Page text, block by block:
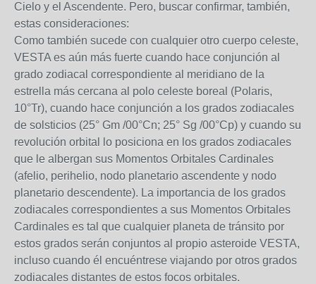
Cielo y el Ascendente. Pero, buscar confirmar, también,
estas consideraciones:
Como también sucede con cualquier otro cuerpo celeste,
VESTA es aún más fuerte cuando hace conjunción al
grado zodiacal correspondiente al meridiano de la
estrella más cercana al polo celeste boreal (Polaris,
10°Tr), cuando hace conjunción a los grados zodiacales
de solsticios (25° Gm /00°Cn; 25° Sg /00°Cp) y cuando su
revolución orbital lo posiciona en los grados zodiacales
que le albergan sus Momentos Orbitales Cardinales
(afelio, perihelio, nodo planetario ascendente y nodo
planetario descendente). La importancia de los grados
zodiacales correspondientes a sus Momentos Orbitales
Cardinales es tal que cualquier planeta de tránsito por
estos grados serán conjuntos al propio asteroide VESTA,
incluso cuando él encuéntrese viajando por otros grados
zodiacales distantes de estos focos orbitales.